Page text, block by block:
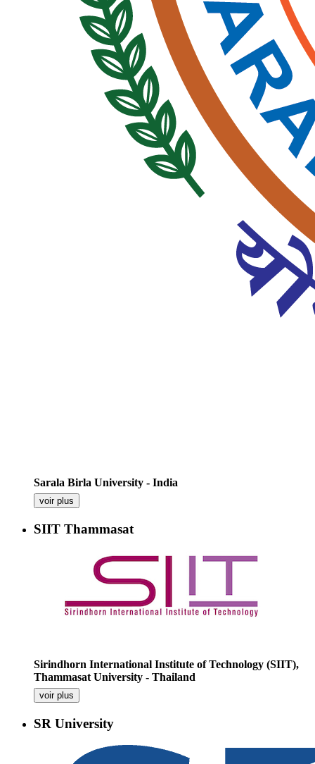
Sarala Birla University - India
voir plus
SIIT Thammasat
Sirindhorn International Institute of Technology (SIIT),
Thammasat University - Thailand
voir plus
SR University